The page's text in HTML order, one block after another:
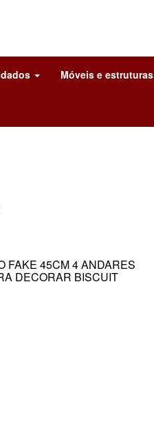
Móveis e estruturas